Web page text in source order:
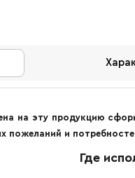
на эту продукцию
пожеланий и
Где